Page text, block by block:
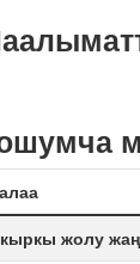
жолу